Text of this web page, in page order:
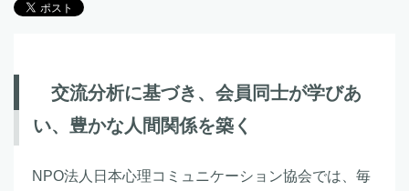
交流分析に基づき、会員同士が学びあ
い、豊かな人間関係を築く
NPO法人日本心理コミュニケーション協会では、毎